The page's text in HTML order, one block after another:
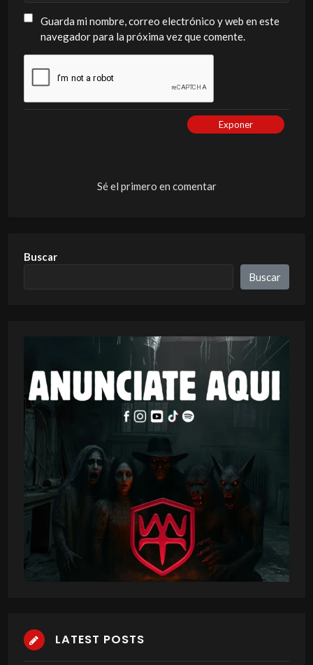
Guarda mi nombre, correo electrónico y web en este
navegador para la próxima vez que comente.
Exponer
Sé el primero en comentar
Buscar
Buscar
LATEST POSTS